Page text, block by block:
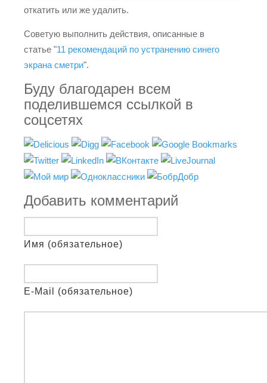
откатить или же удалить.
Советую выполнить действия, описанные в
статье "11 рекомендаций по устранению синего
экрана сметри".
Буду благодарен всем
поделившемся ссылкой в
соцсетях
Добавить комментарий
Имя (обязательное)
E-Mail (обязательное)